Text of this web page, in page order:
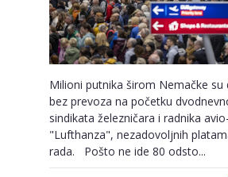
Milioni putnika širom Nemačke su
bez prevoza na početku
sindikata železničara i radnika
"Lufthanza", nezadovoljnih
rada. Pošto ne ide 80 odsto...